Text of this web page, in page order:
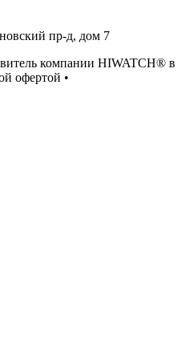
пр-д, дом 7
компании HIWATCH® в
офертой •